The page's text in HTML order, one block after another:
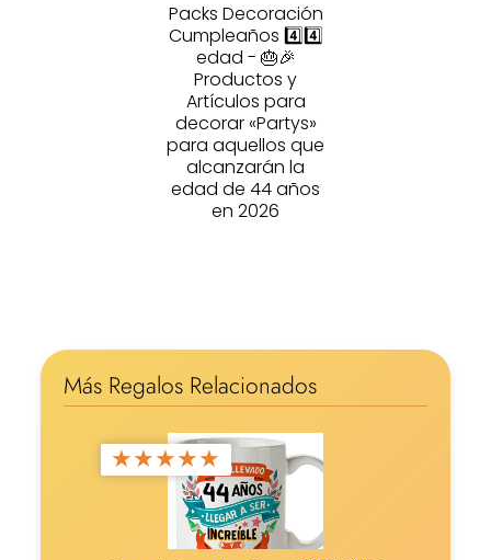
Packs Decoración
Cumpleaños 4️⃣4️⃣
edad - 🎂🎉
Productos y
Artículos para
decorar «Partys»
para aquellos que
alcanzarán la
edad de 44 años
en 2026
Más Regalos Relacionados
★★★★★